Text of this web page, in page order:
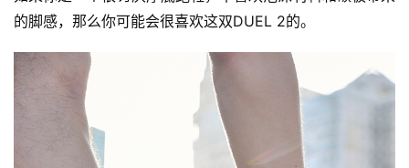
的脚感，那么你可能会很喜欢这双DUEL 2的。